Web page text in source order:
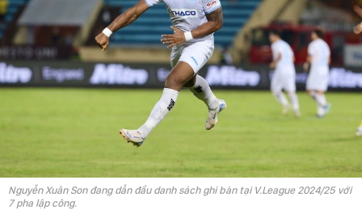
Nguyễn Xuân Son đang dẫn đầu danh sách ghi bàn tại V.League 2024/25 với
7 pha lập công.